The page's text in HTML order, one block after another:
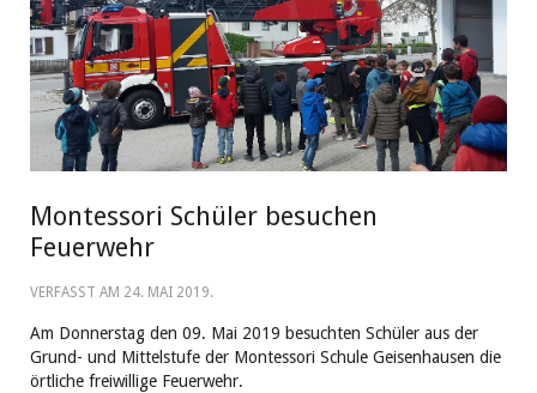
Montessori Schüler besuchen
Feuerwehr
VERFASST AM 24. MAI 2019.
Am Donnerstag den 09. Mai 2019 besuchten Schüler aus der
Grund- und Mittelstufe der Montessori Schule Geisenhausen die
örtliche freiwillige Feuerwehr.